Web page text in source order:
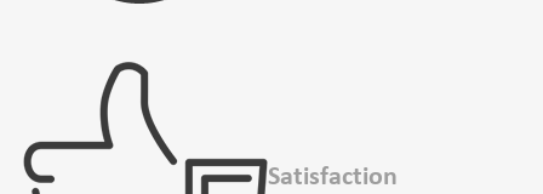
Satisfaction